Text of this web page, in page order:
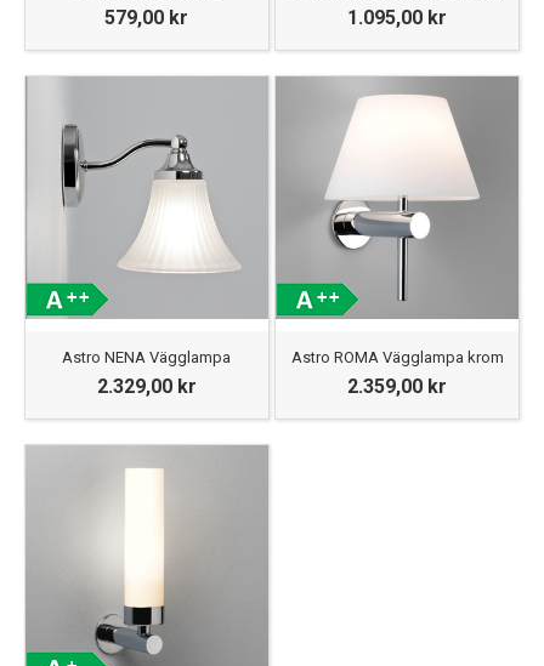
579,00 kr 1.095,00 kr
Astro NENA Vägglampa
2.329,00 kr
Astro ROMA Vägglampa krom
2.359,00 kr